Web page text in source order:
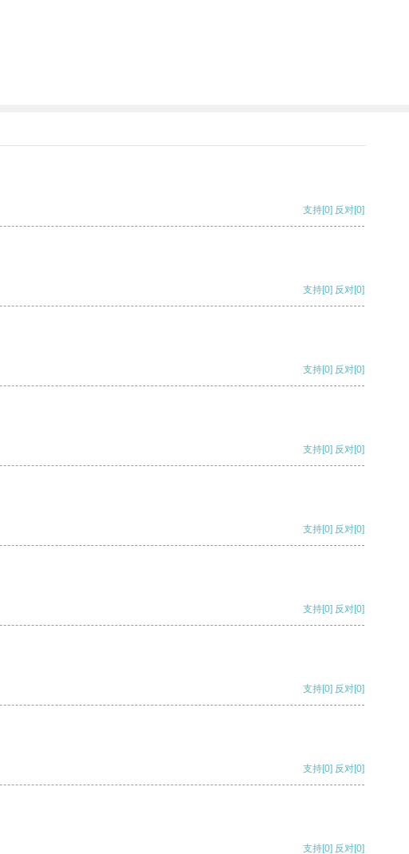
支持[0] 反对[0]
支持[0] 反对[0]
支持[0] 反对[0]
支持[0] 反对[0]
支持[0] 反对[0]
支持[0] 反对[0]
支持[0] 反对[0]
支持[0] 反对[0]
支持[0] 反对[0]